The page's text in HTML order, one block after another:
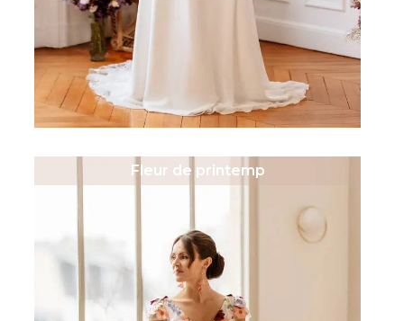
Fleur de printemp